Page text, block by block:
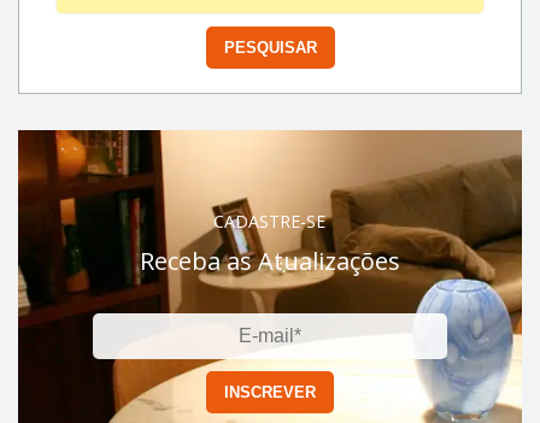
CADASTRE-SE
Receba as Atualizações